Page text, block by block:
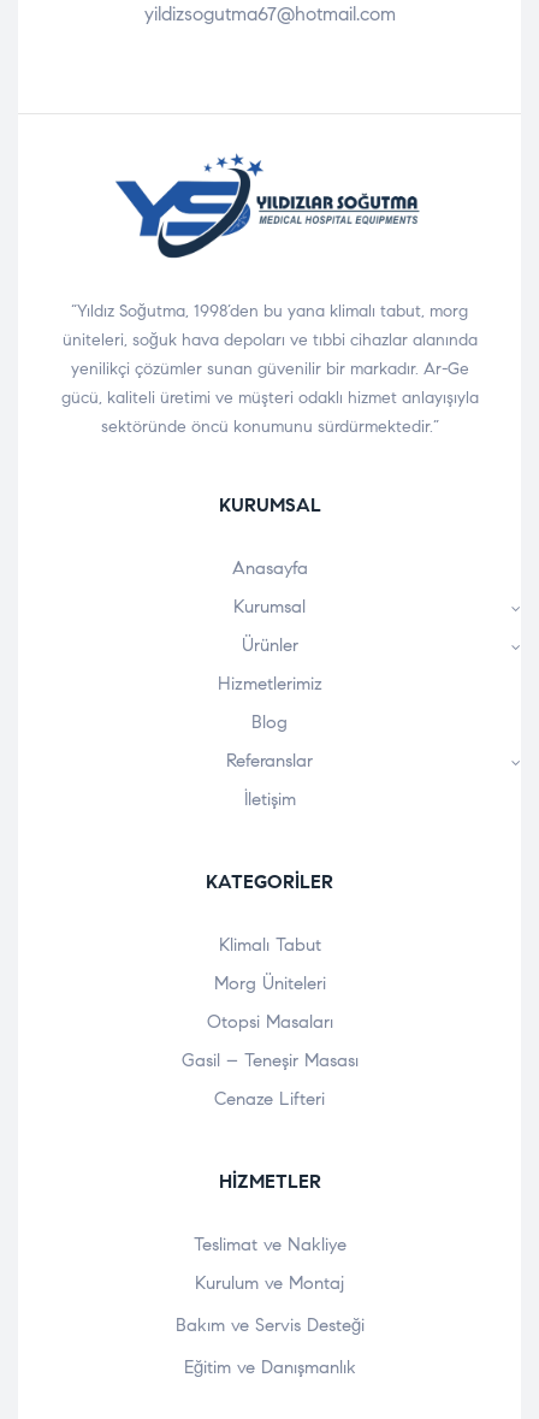
yildizsogutma67@hotmail.com
“Yıldız Soğutma, 1998’den bu yana klimalı tabut, morg
üniteleri, soğuk hava depoları ve tıbbi cihazlar alanında
yenilikçi çözümler sunan güvenilir bir markadır. Ar-Ge
gücü, kaliteli üretimi ve müşteri odaklı hizmet anlayışıyla
sektöründe öncü konumunu sürdürmektedir.”
KURUMSAL
Anasayfa
Kurumsal
Ürünler
Hizmetlerimiz
Blog
Referanslar
İletişim
KATEGORILER
Klimalı Tabut
Morg Üniteleri
Otopsi Masaları
Gasil – Teneşir Masası
Cenaze Lifteri
HIZMETLER
Teslimat ve Nakliye
Kurulum ve Montaj
Bakım ve Servis Desteği
Eğitim ve Danışmanlık